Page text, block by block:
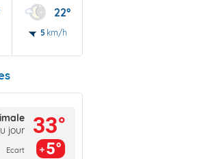
22°
5 km/h
jour
Ecart
33°
5°